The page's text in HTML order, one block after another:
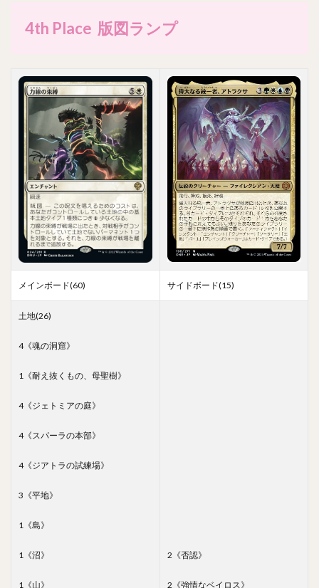
4th Place 版図ランプ
メインボード(60) サイドボード(15)
土地(26)
4《魂の洞窟》
1《耐え抜くもの、母聖樹》
4《ジェトミアの庭》
4《スパーラの本部》
4《ジアトラの試練場》
3《平地》
1《島》
1《沼》
1《山》
2《否認》
2《強情なベイロス》